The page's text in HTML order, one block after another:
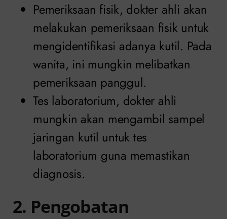
Pemeriksaan fisik, dokter ahli akan
melakukan pemeriksaan fisik untuk
mengidentifikasi adanya kutil. Pada
wanita, ini mungkin melibatkan
pemeriksaan panggul.
Tes laboratorium, dokter ahli
mungkin akan mengambil sampel
jaringan kutil untuk tes
laboratorium guna memastikan
diagnosis.
2. Pengobatan